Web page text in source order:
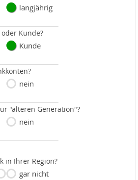
langjährig
Kunde?
Kunde
nein
"älteren Generation"?
nein
in Ihrer Region?
gar nicht